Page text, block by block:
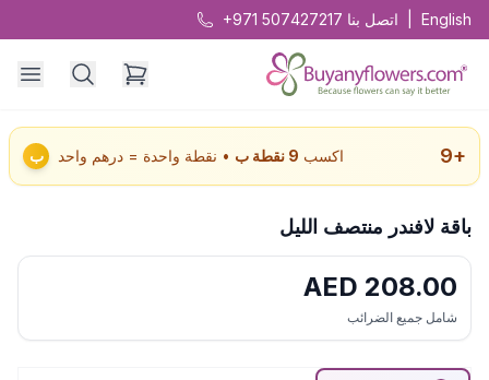
English اتصل بنا +971 507427217
+
9 اكسب 9 نقطة ب • نقطة واحدة = درهم واحد ب
باقة لافندر منتصف الليل
208.00
شامل جميع الضرائب